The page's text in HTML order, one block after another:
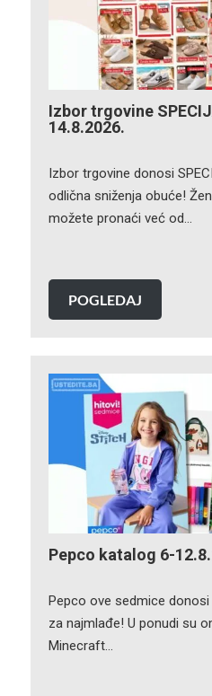
Izbor trgovine
14.8.2026.
Izbor trgovine donosi
odlična sniženja obuće!
možete pronaći već od…
POGLEDAJ
Pepco katalog 6-
Pepco ove sedmice
za najmlađe! U ponudi su
Minecraft…